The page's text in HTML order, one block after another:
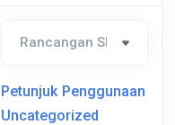
Petunjuk Penggunaan
Uncategorized